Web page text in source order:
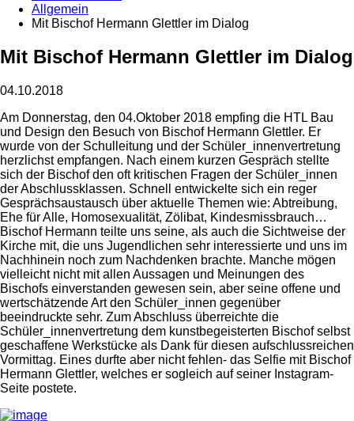
Allgemein
Mit Bischof Hermann Glettler im Dialog
Mit Bischof Hermann Glettler im Dialog
04.10.2018
Am Donnerstag, den 04.Oktober 2018 empfing die HTL Bau
und Design den Besuch von Bischof Hermann Glettler. Er
wurde von der Schulleitung und der Schüler_innenvertretung
herzlichst empfangen. Nach einem kurzen Gespräch stellte
sich der Bischof den oft kritischen Fragen der Schüler_innen
der Abschlussklassen. Schnell entwickelte sich ein reger
Gesprächsaustausch über aktuelle Themen wie: Abtreibung,
Ehe für Alle, Homosexualität, Zölibat, Kindesmissbrauch…
Bischof Hermann teilte uns seine, als auch die Sichtweise der
Kirche mit, die uns Jugendlichen sehr interessierte und uns im
Nachhinein noch zum Nachdenken brachte. Manche mögen
vielleicht nicht mit allen Aussagen und Meinungen des
Bischofs einverstanden gewesen sein, aber seine offene und
wertschätzende Art den Schüler_innen gegenüber
beeindruckte sehr. Zum Abschluss überreichte die
Schüler_innenvertretung dem kunstbegeisterten Bischof selbst
geschaffene Werkstücke als Dank für diesen aufschlussreichen
Vormittag. Eines durfte aber nicht fehlen- das Selfie mit Bischof
Hermann Glettler, welches er sogleich auf seiner Instagram-
Seite postete.